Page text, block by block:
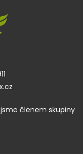
členem skupiny